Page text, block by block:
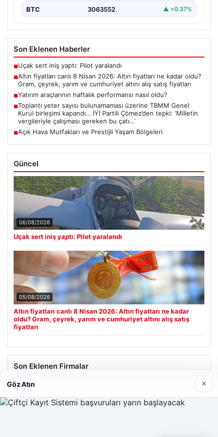
BTC 3063552 ▲ +0.37%
Son Eklenen Haberler
■Uçak sert iniş yaptı: Pilot yaralandı
■Altın fiyatları canlı 8 Nisan 2026: Altın fiyatları ne kadar oldu?
Gram, çeyrek, yarım ve cumhuriyet altını alış satış fiyatları
■Yatırım araçlarının haftalık performansı nasıl oldu?
■Toplantı yeter sayısı bulunamaması üzerine TBMM Genel
Kurul birleşimi kapandı… İYİ Partili Çömez’den tepki: ‘Milletin
vergileriyle çalışması gereken bu çatı…’
■Açık Hava Mutfakları ve Prestijli Yaşam Bölgeleri
Güncel
06/08/2026
Uçak sert iniş yaptı: Pilot yaralandı
05/08/2026
Altın fiyatları canlı 8 Nisan 2026: Altın fiyatları ne kadar
oldu? Gram, çeyrek, yarım ve cumhuriyet altını alış satış
fiyatları
Son Eklenen Firmalar
Göz Atın ×